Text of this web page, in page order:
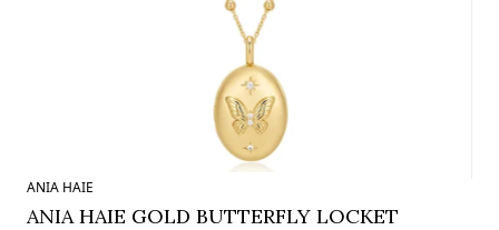
ANIA HAIE
ANIA HAIE GOLD BUTTERFLY LOCKET